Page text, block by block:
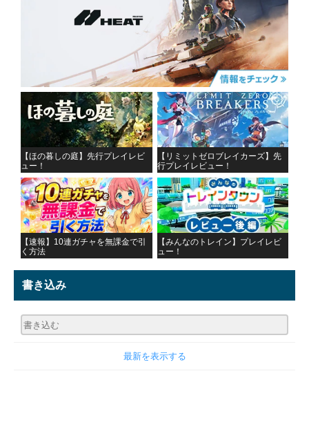
【ほの暮しの庭】先行プレイレビ
ュー！
【リミットゼロブレイカーズ】先
行プレイレビュー！
【速報】10連ガチャを無課金で引
く方法
【みんなのトレイン】プレイレビ
ュー！
書き込み
最新を表示する